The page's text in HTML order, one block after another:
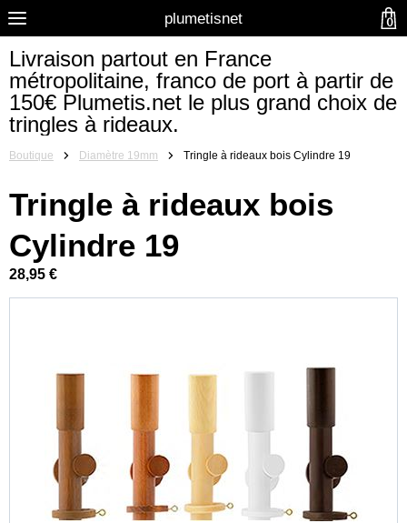
plumetisnet
Livraison partout en France
métropolitaine, franco de port à partir de
150€ Plumetis.net le plus grand choix de
tringles à rideaux.
Boutique Diamètre 19mm Tringle à rideaux bois Cylindre 19
Tringle à rideaux bois
Cylindre 19
28,95 €
0